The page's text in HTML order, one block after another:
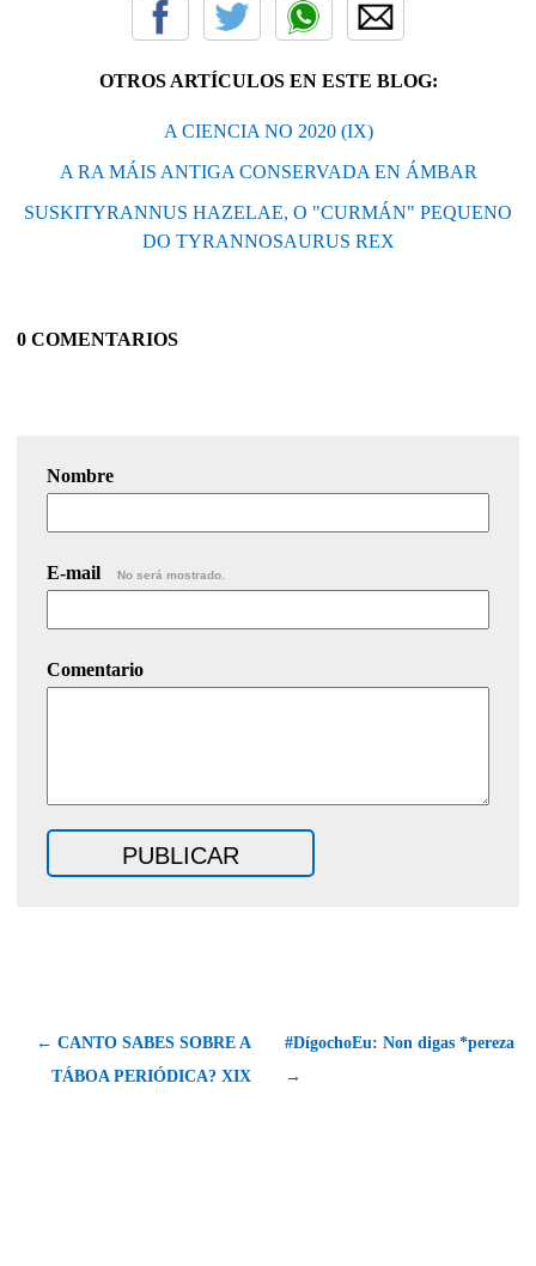
OTROS ARTÍCULOS EN ESTE BLOG:
A CIENCIA NO 2020 (IX)
A RA MÁIS ANTIGA CONSERVADA EN ÁMBAR
SUSKITYRANNUS HAZELAE, O "CURMÁN" PEQUENO
DO TYRANNOSAURUS REX
0 COMENTARIOS
Nombre
E-mail No será mostrado.
Comentario
← CANTO SABES SOBRE A
TÁBOA PERIÓDICA? XIX
#DígochoEu: Non digas *pereza
→